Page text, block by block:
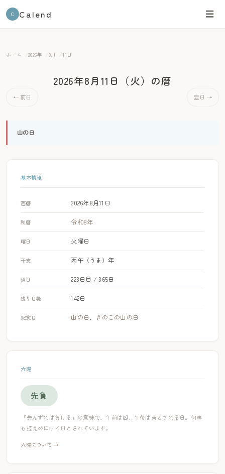
C Calend ☰
ホーム 2026年 8月 11日
← 前日
2026年8月11日（火） の暦
翌日 →
山の日
基本情報
西暦 2026年8月11日
和暦 令和8年
曜日 火曜日
干支 丙午（うま）年
通日 223日目 / 365日
残り日数 142日
記念日 山の日、 きのこの山の日
六曜
先負
「先んずれば負ける」の意味で、午前は凶、午後は吉とされる日。何事
も控えめにする日とされています。
六曜について →